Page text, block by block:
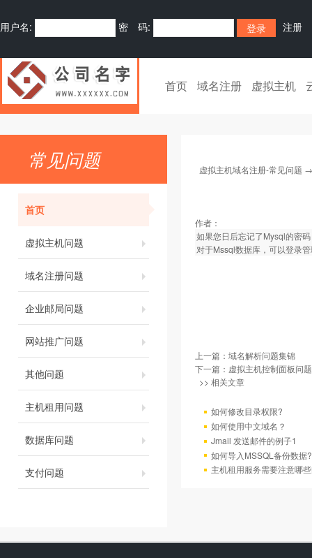
用户名: 密 码: 注册
首页 域名注册 虚拟主机
常见问题
首页
虚拟主机问题
域名注册问题
企业邮局问题
网站推广问题
其他问题
主机租用问题
数据库问题
支付问题
虚拟主机域名注册-常见问题
作者：
如果您日后忘记了Mysql的密
对于Mssql数据库，可以登录
上一篇： 域名解析问题集锦
下一篇： 虚拟主机控制面板问题
>> 相关文章
如何修改目录权限?
如何使用中文域名？
Jmail 发送邮件的例子1
如何导入MSSQL备份数据
主机租用服务需要注意哪